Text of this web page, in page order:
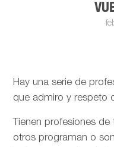
Hay una serie de
que admiro y respeto
Tienen profesiones
otros programan o